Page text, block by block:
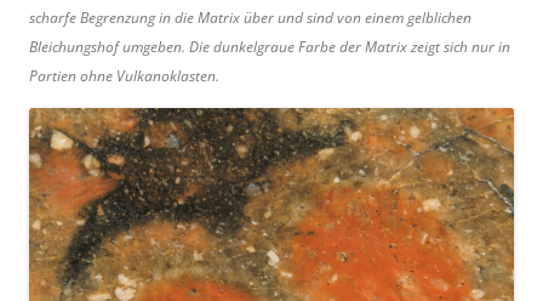
scharfe Begrenzung in die Matrix über und sind von einem gelblichen
Bleichungshof umgeben. Die dunkelgraue Farbe der Matrix zeigt sich nur in
Partien ohne Vulkanoklasten.